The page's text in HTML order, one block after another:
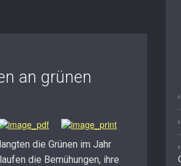
an grünen
die Grünen im Jahr
die Bemühungen, ihre